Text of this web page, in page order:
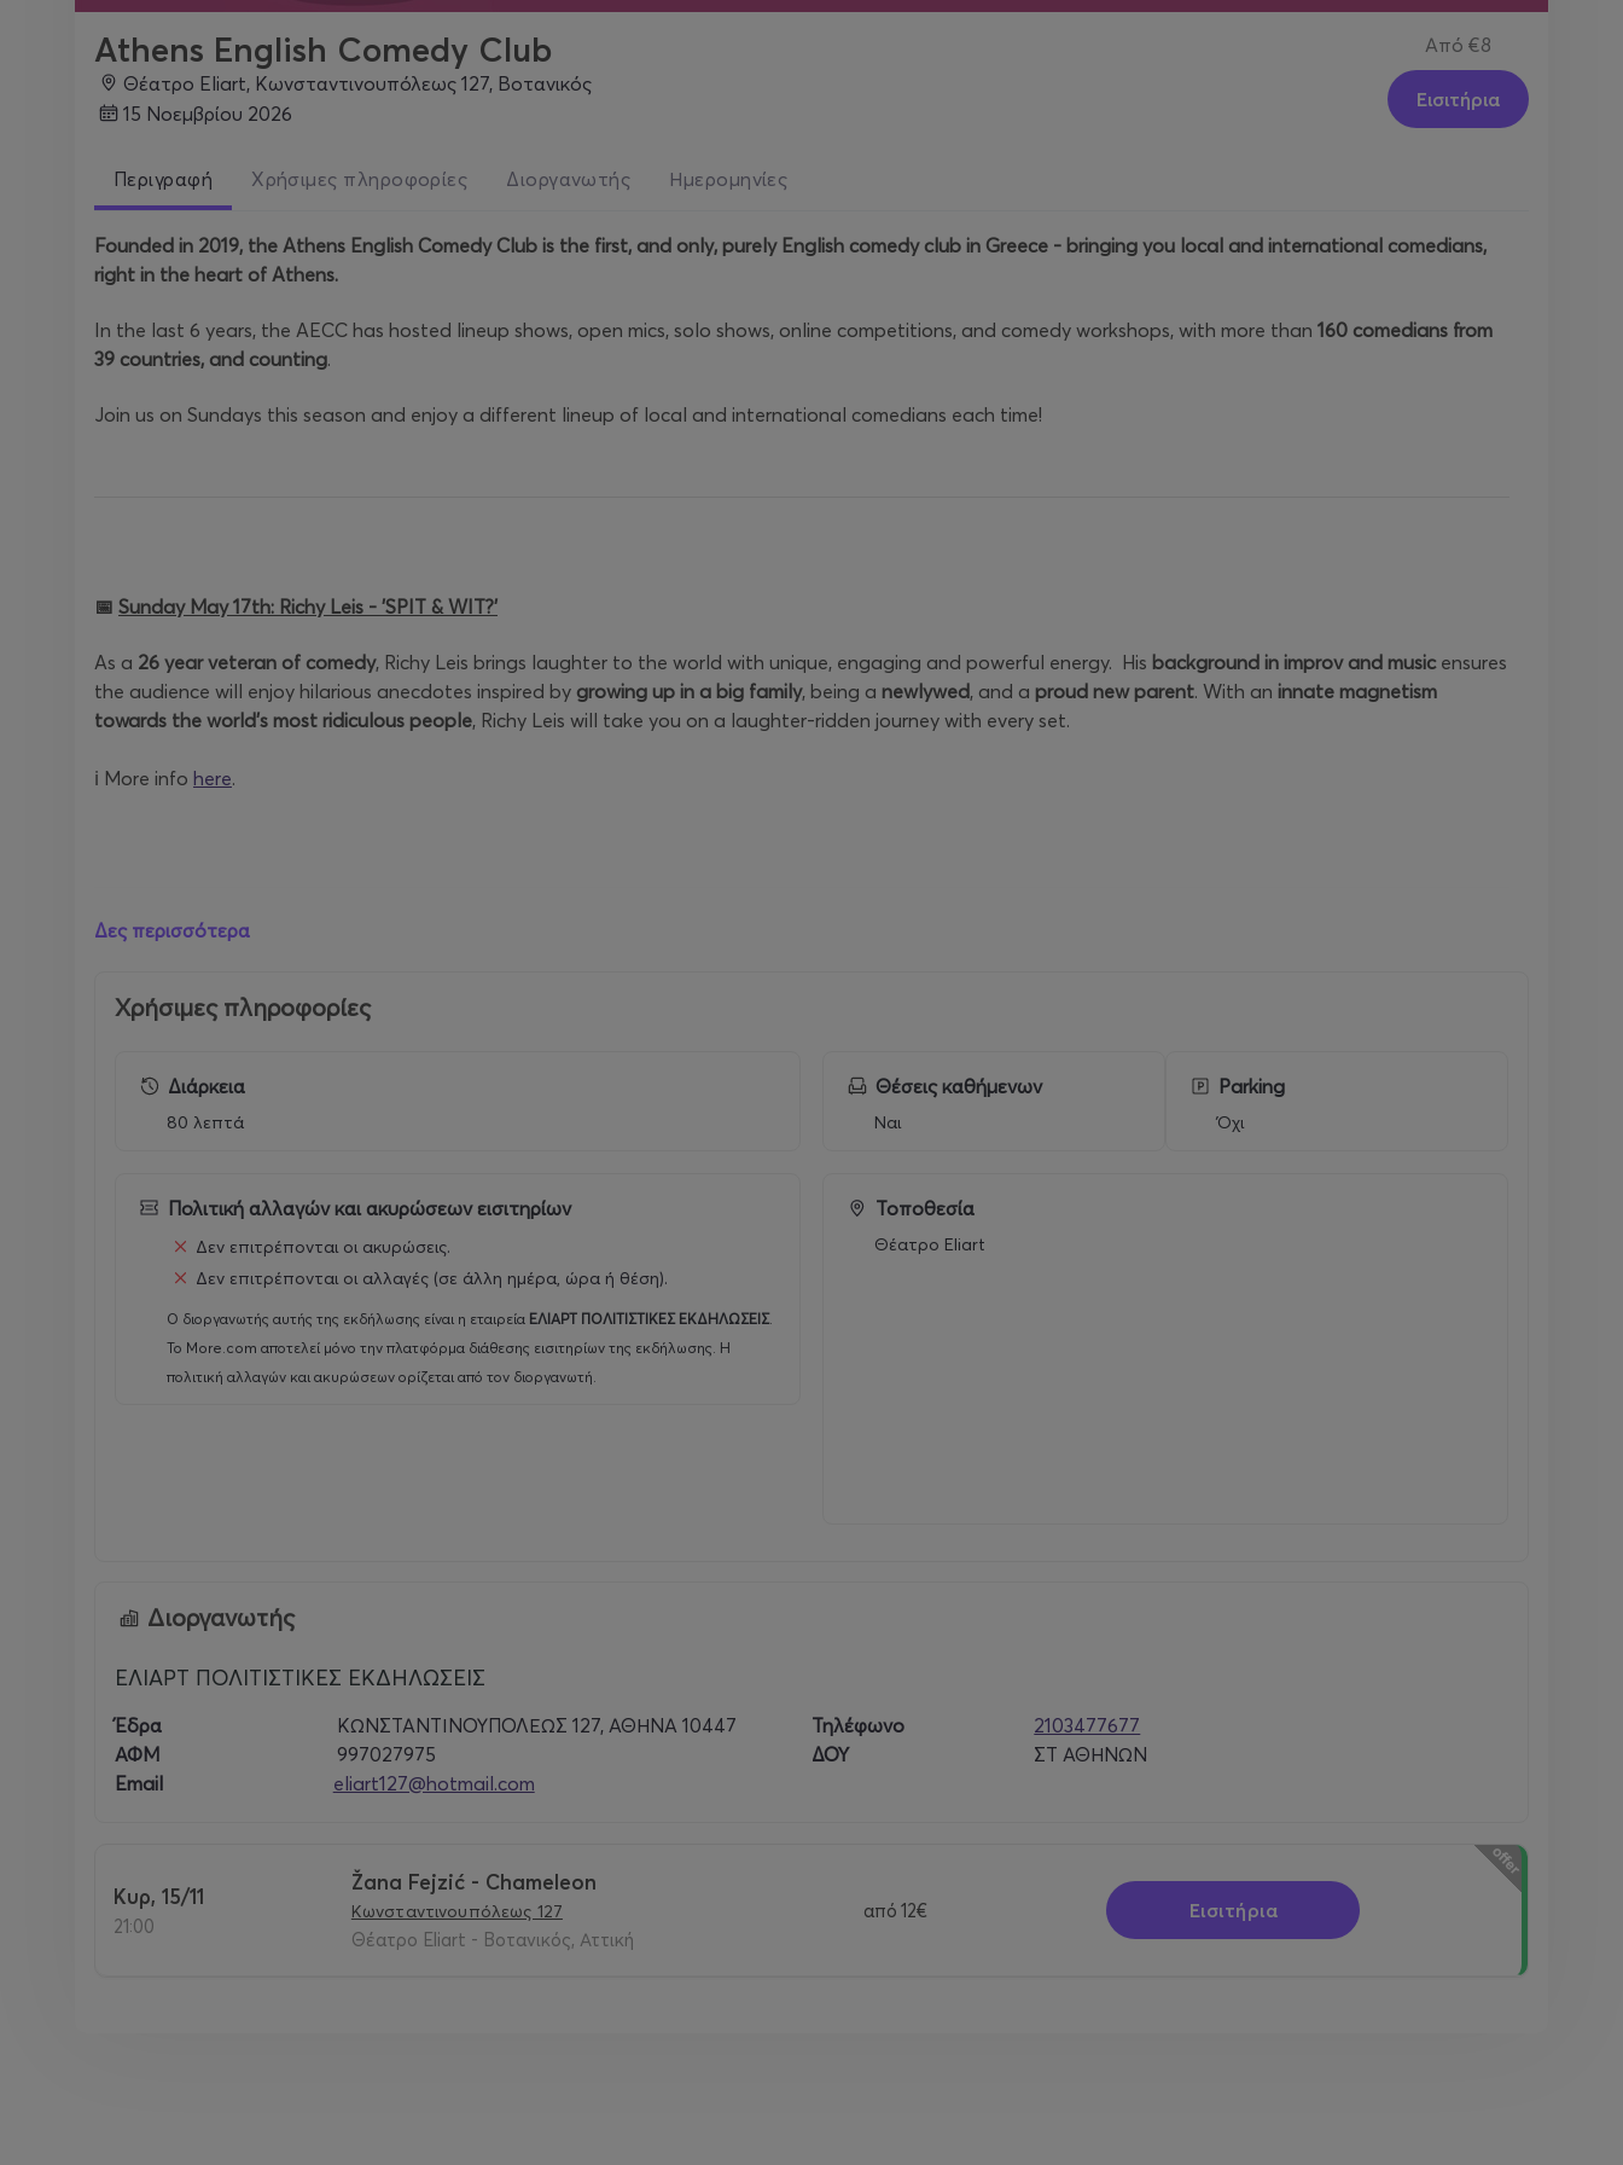
Athens English Comedy Club
Θέατρο Eliart, Κωνσταντινουπόλεως 127, Βοτανικός
15 Νοεμβρίου 2026
Από €8
Εισιτήρια
Περιγραφή Χρήσιμες πληροφορίες Διοργανωτής Ημερομηνίες
Founded in 2019, the Athens English Comedy Club is the first, and only, purely English comedy club in Greece - bringing you local and international comedians,
right in the heart of Athens.
In the last 6 years, the AECC has hosted lineup shows, open mics, solo shows, online competitions, and comedy workshops, with more than 160 comedians from
39 countries, and counting.
Join us on Sundays this season and enjoy a different lineup of local and international comedians each time!
📅 Sunday May 17th: Richy Leis - 'SPIT & WIT?'
As a 26 year veteran of comedy, Richy Leis brings laughter to the world with unique, engaging and powerful energy. His background in improv and musicensures
the audience will enjoy hilarious anecdotes inspired by growing up in a big family, being a newlywed, and a proud new parent. With an innate magnetism
towards the world’s most ridiculous people, Richy Leis will take you on a laughter-ridden journey with every set.
ℹ More info here.
Social Media Sensation Wyatt Feegrado is a
ℹ More info here
Bosnian born.🇧🇦
Florida raised. 🌴
** All shows are recommended for ages 16+ **
♿ The theatre is wheelchair accessible.
https://maps.app.goo.gl/uV8fHDWXcJM7YJr78
Δες περισσότερα
Χρήσιμες πληροφορίες
Διάρκεια
80 λεπτά
Πολιτική αλλαγών και ακυρώσεων εισιτηρίων
Δεν επιτρέπονται οι ακυρώσεις.
Δεν επιτρέπονται οι αλλαγές (σε άλλη ημέρα, ώρα ή θέση).
Ο διοργανωτής αυτής της εκδήλωσης είναι η εταιρεία ΕΛΙΑΡΤ ΠΟΛΙΤΙΣΤΙΚΕΣ ΕΚΔΗΛΩΣΕΙΣ.
Το More.com αποτελεί μόνο την πλατφόρμα διάθεσης εισιτηρίων της εκδήλωσης. Η
πολιτική αλλαγών και ακυρώσεων ορίζεται από τον διοργανωτή.
Θέσεις καθήμενων
Ναι
Parking
Όχι
Τοποθεσία
Θέατρο Eliart
Διοργανωτής
ΕΛΙΑΡΤ ΠΟΛΙΤΙΣΤΙΚΕΣ ΕΚΔΗΛΩΣΕΙΣ
Έδρα ΚΩΝΣΤΑΝΤΙΝΟΥΠΟΛΕΩΣ 127, ΑΘΗΝΑ 10447 Τηλέφωνο
2103477677
ΑΦΜ
997027975 ΔΟΥ
ΣΤ ΑΘΗΝΩΝ
Email
eliart127@hotmail.com
Κυρ, 15/11
21:00
Žana Fejzić - Chameleon
Κωνσταντινουπόλεως 127
Θέατρο Eliart - Βοτανικός, Αττική
από 12€ Εισιτήρια